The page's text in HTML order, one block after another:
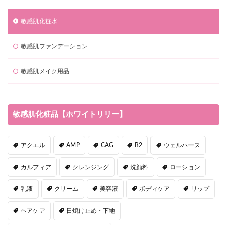
敏感肌化粧水
敏感肌ファンデーション
敏感肌メイク用品
敏感肌化粧品【ホワイトリリー】
アクエル AMP CAG B2 ウェルハース
カルフィア クレンジング 洗顔料 ローション
乳液 クリーム 美容液 ボディケア リップ
ヘアケア 日焼け止め・下地